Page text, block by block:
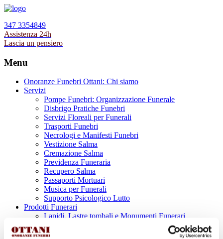
347 3354849
Assistenza 24h
Lascia un pensiero
Menu
Onoranze Funebri Ottani: Chi siamo
Servizi
Pompe Funebri: Organizzazione Funerale
Disbrigo Pratiche Funebri
Servizi Floreali per Funerali
Trasporti Funebri
Necrologi e Manifesti Funebri
Vestizione Salma
Cremazione Salma
Previdenza Funeraria
Recupero Salma
Passaporti Mortuari
Musica per Funerali
Supporto Psicologico Lutto
Prodotti Funerari
Lapidi, Lastre tombali e Monumenti Funerari
Urne Cinerarie
Allestimento Funebre